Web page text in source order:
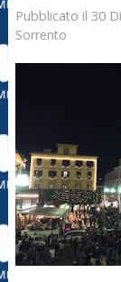
Pubblicato il 30
Sorrento